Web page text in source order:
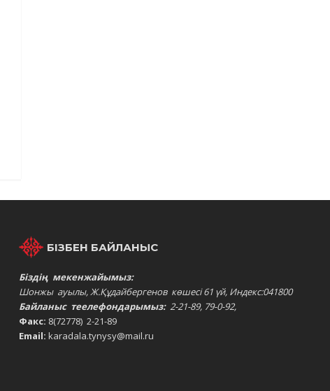
БІЗБЕН БАЙЛАНЫС
Біздің мекенжайымыз:
Шонжы ауылы, Ж.Құдайбергенов көшесі 61 үй, Индекс:041800
Байланыс теелефондарымыз: 2-21-89, 79-0-92,
Факс: 8(72778) 2-21-89
Email: karadala.tynysy@mail.ru